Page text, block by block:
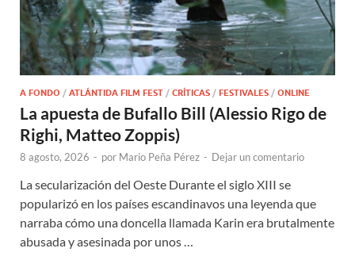
A FONDO / ATLÁNTIDA FILM FEST / CRÍTICAS / FESTIVALES / ONLINE
La apuesta de Bufallo Bill (Alessio Rigo de
Righi, Matteo Zoppis)
8 agosto, 2026 - por Mario Peña Pérez - Dejar un comentario
La secularización del Oeste Durante el siglo XIII se
popularizó en los países escandinavos una leyenda que
narraba cómo una doncella llamada Karin era brutalmente
abusada y asesinada por unos …